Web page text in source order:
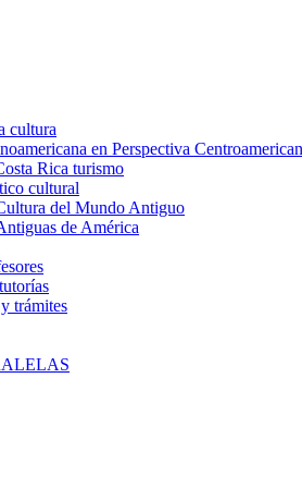
cultura
en Perspectiva
Rica turismo
cultural
del Mundo Antiguo
de América
trámites